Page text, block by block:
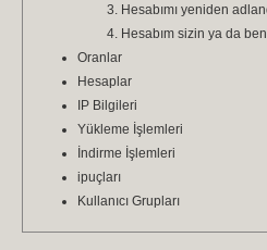
Hesabımı yeniden
Hesabım sizin ya da
Oranlar
Hesaplar
IP Bilgileri
Yükleme İşlemleri
İndirme İşlemleri
ipuçları
Kullanıcı Grupları